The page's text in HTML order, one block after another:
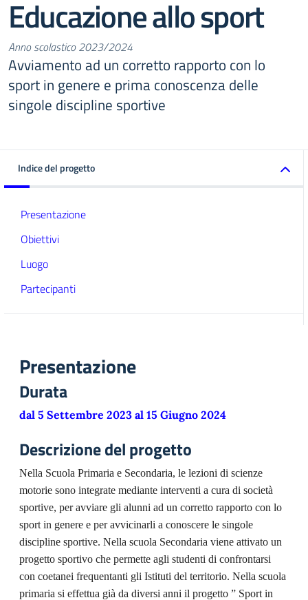
Educazione allo sport
Anno scolastico 2023/2024
Avviamento ad un corretto rapporto con lo
sport in genere e prima conoscenza delle
singole discipline sportive
Indice del progetto
Presentazione
Obiettivi
Luogo
Partecipanti
Presentazione
Durata
dal 5 Settembre 2023 al 15 Giugno 2024
Descrizione del progetto
Nella Scuola Primaria e Secondaria, le lezioni di scienze
motorie sono integrate mediante interventi a cura di società
sportive, per avviare gli alunni ad un corretto rapporto con lo
sport in genere e per avvicinarli a conoscere le singole
discipline sportive. Nella scuola Secondaria viene attivato un
progetto sportivo che permette agli studenti di confrontarsi
con coetanei frequentanti gli Istituti del territorio. Nella scuola
primaria si effettua già da diversi anni il progetto ” Sport in